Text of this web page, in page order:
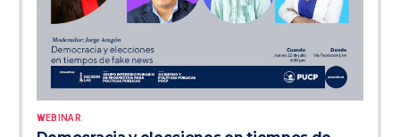
WEBINAR